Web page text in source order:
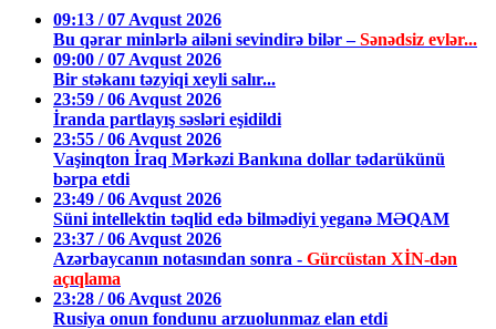
09:13 / 07 Avqust 2026
Bu qərar minlərlə ailəni sevindirə bilər –Sənədsiz evlər...
09:00 / 07 Avqust 2026
Bir stəkanı təzyiqi xeyli salır...
23:59 / 06 Avqust 2026
İranda partlayış səsləri eşidildi
23:55 / 06 Avqust 2026
Vaşinqton İraq Mərkəzi Bankına dollar tədarükünü
bərpa etdi
23:49 / 06 Avqust 2026
Süni intellektin təqlid edə bilmədiyi yeganə MƏQAM
23:37 / 06 Avqust 2026
Azərbaycanın notasından sonra - Gürcüstan XİN-dən
açıqlama
23:28 / 06 Avqust 2026
Rusiya onun fondunu arzuolunmaz elan etdi